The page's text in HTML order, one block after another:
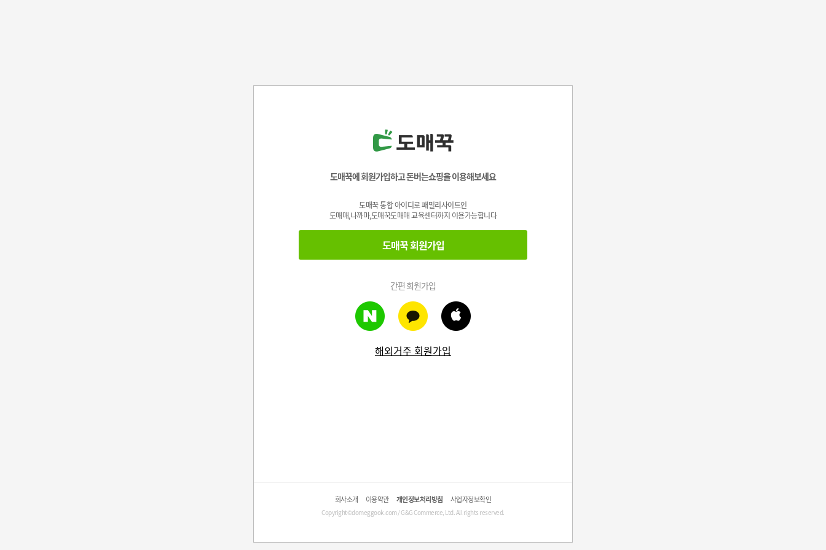
도매꾹에 회원가입하고 돈버는쇼핑을 이용해보세요
도매꾹 통합 아이디로 패밀리사이트인
도매매,나까마,도매꾹도매매 교육센터까지 이용가능합니다
도매꾹 회원가입
간편 회원가입
해외거주 회원가입
회사소개 이용약관 개인정보처리방침 사업자정보확인
Copyright©domeggook.com / G&G Commerce, Ltd. All rights reserved.